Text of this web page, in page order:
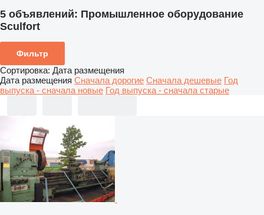
5 объявлений: Промышленное оборудование
Sculfort
Фильтр
Сортировка: Дата размещения
Дата размещения Сначала дорогие Сначала дешевые Год
выпуска - сначала новые Год выпуска - сначала старые